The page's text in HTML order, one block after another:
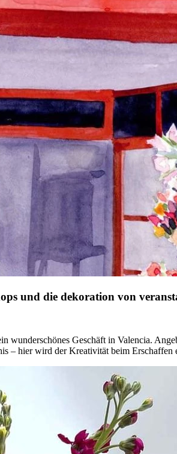
und die dekoration von
Geschäft in Valencia.
– hier wird der Kreativität beim